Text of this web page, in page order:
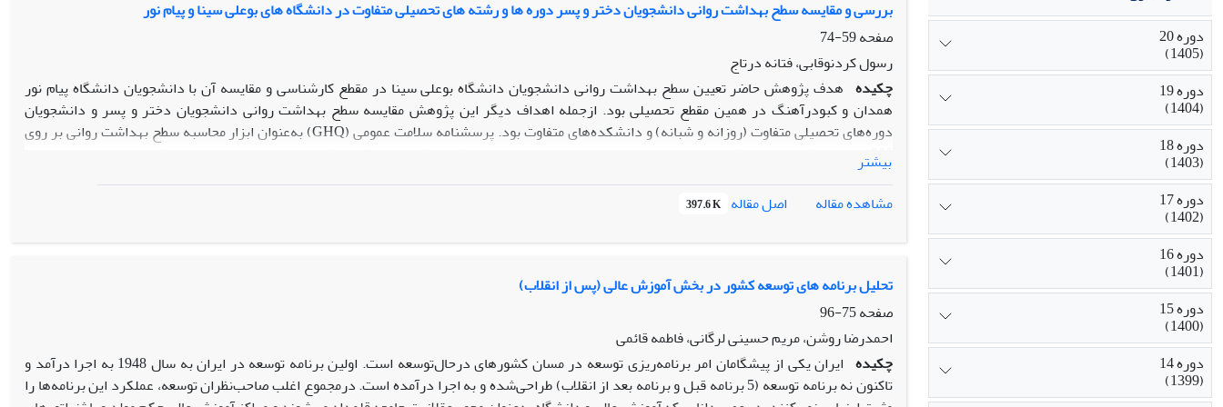
بررسی و مقایسه سطح بهداشت روانی دانشجویان دختر و پسر دوره ها و رشته های تحصیلی متفاوت در دانشگاه های بوعلی سینا و پیام نور
صفحه59-74
رسول کردنوقابی، فتانه درتاج
چکیده هدف پژوهش حاضر تعیین سطح بهداشت روانی دانشجویان دانشگاه بوعلی سینا در مقطع کارشناسی و مقایسه آن با دانشجویان دانشگاه پیام نور
همدان و کبودرآهنگ در همین مقطع تحصیلی بود. ازجمله اهداف دیگر این پژوهش مقایسه سطح بهداشت روانی دانشجویان دختر و پسر و دانشجویان
دوره‌های تحصیلی متفاوت (روزانه و شبانه) و دانشکده‌های متفاوت بود. پرسشنامه سلامت عمومی (GHQ) به‌عنوان ابزار محاسبه سطح بهداشت روانی بر روی
900 نفر از دانشجویان اجرا شد. با استخراج داده‌های حاصل از اجرای این پرسشنامه شاخص سطح بهداشت روانی و نیز چهار مقیاس نشانه‌های بدنی، اضطراب و
تجزیه‌وتحلیل شد. نتایج نشان داد که سطح بهداشت روانی دانشجویان دختر و پسر دوره‌های تحصیلی متفاوت (روزانه، شبانه و پیام نور) و دانشکده‌های متفاوت،
تفاوت معناداری با یکدیگر دارد. با استفاده از نتایج این پژوهش، می‌توان کمبودها و نیازهای دانشجویان را در مورد برنامه‌های بهداشت روانی در بخش‌های
مختلف تشخیص داد و مسیر پژوهش‌های آتی را در این خصوص مشخص کرد.
بیشتر
مشاهده مقاله
اصل مقاله 397.6 K
تحلیل برنامه های توسعه کشور در بخش آموزش عالی (پس از انقلاب)
صفحه75-96
احمدرضا روشن، مریم حسینی لرگانی، فاطمه قائمی
چکیده
ایران یکی از پیشگامان امر برنامه‌ریزی توسعه در مسان کشورهای درحال‌توسعه است. اولین برنامه توسعه در ایران به سال 1948 به اجرا درآمد و
تاکنون نه برنامه توسعه (5 برنامه قبل و برنامه بعد از انقلاب) طراحی‌شده و به اجرا درآمده است. درمجموع اغلب صاحب‌نظران توسعه، عملکرد این برنامه‌ها را
دوره 20
(1405)
دوره 19
(1404)
دوره 18
(1403)
دوره 17
(1402)
دوره 16
(1401)
دوره 15
(1400)
دوره 14
(1399)